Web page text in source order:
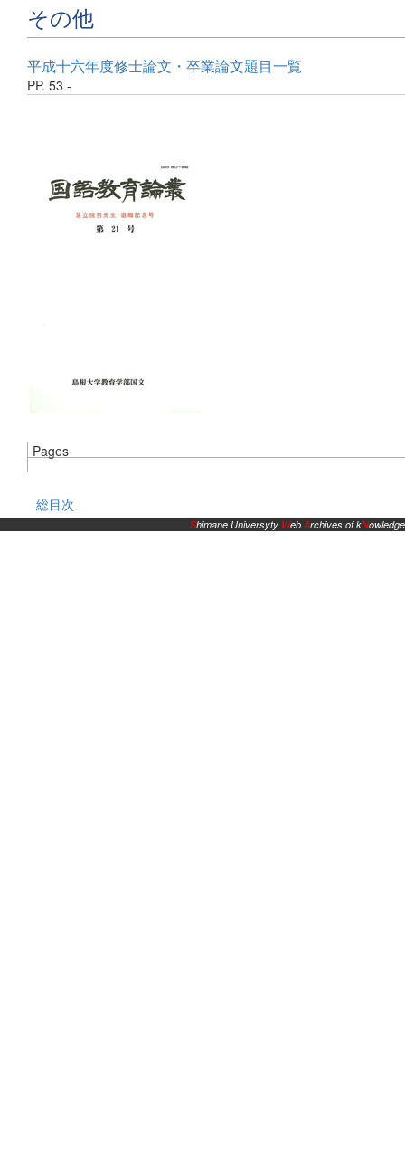
その他
平成十六年度修士論文・卒業論文題目一覧
PP. 53 -
Pages
総目次
Shimane Universyty WebArchives of kNowledge